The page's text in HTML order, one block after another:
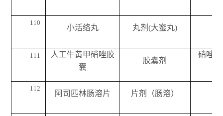
110
小活络丸 丸剂(大蜜丸)
111
人工牛黄甲硝唑胶
囊
胶囊剂
硝唑
112
阿司匹林肠溶片 片剂（肠溶）